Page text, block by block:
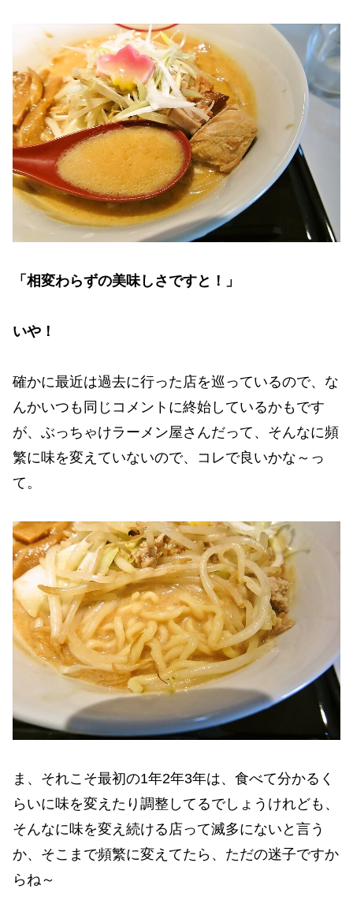
「相変わらずの美味しさですと！」
いや！
確かに最近は過去に行った店を巡っているので、な
んかいつも同じコメントに終始しているかもです
が、ぶっちゃけラーメン屋さんだって、そんなに頻
繁に味を変えていないので、コレで良いかな～っ
て。
ま、それこそ最初の1年2年3年は、食べて分かるく
らいに味を変えたり調整してるでしょうけれども、
そんなに味を変え続ける店って滅多にないと言う
か、そこまで頻繁に変えてたら、ただの迷子ですか
らね～